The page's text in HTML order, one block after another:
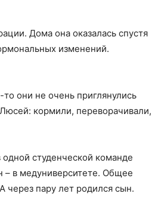
Дома она оказалась спустя
изменений.
они не очень приглянулись
кормили, переворачивали,
студенческой команде
– в медуниверситете. Общее
через пару лет родился сын.